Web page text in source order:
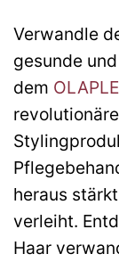
Verwandle
gesunde
dem
revolutionäre
heraus
verleiht.
Haar